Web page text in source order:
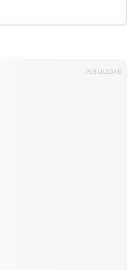
PUBLICIDAD